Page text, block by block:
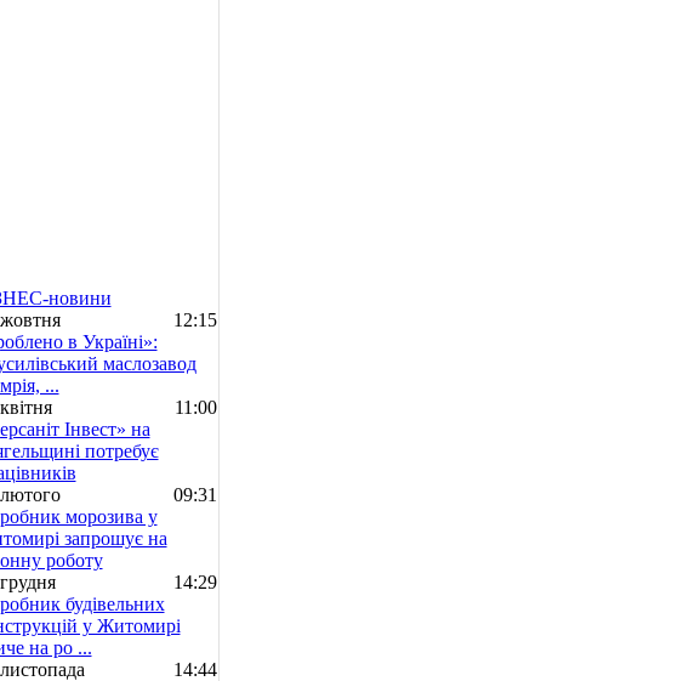
новини
12:15
в Україні»:
маслозавод
...
11:00
Інвест» на
потребує
09:31
морозива у
запрошує на
роботу
14:29
будівельних
у Житомирі
на ро ...
14:44